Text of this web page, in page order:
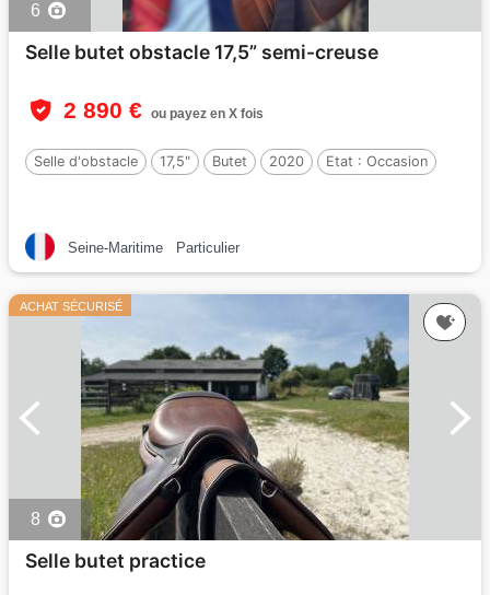
6
Selle butet obstacle 17,5” semi-creuse
2 890 € ou payez en X fois
Selle d'obstacle 17,5" Butet 2020 Etat : Occasion
Seine-Maritime Particulier
ACHAT SÉCURISÉ
8
Selle butet practice